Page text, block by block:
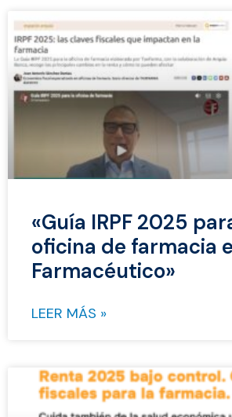
«Guía IRPF 2025
oficina de farmacia
Farmacéutico»
LEER MÁS »